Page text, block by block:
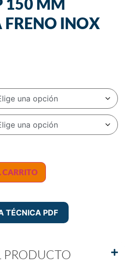
FRENO INOX
CARRITO
TÉCNICA PDF
PRODUCTO